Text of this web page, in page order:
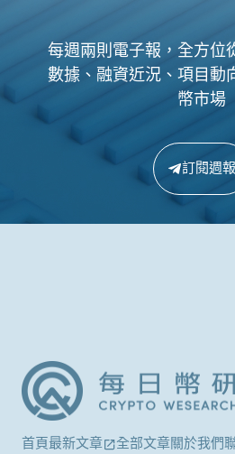
每週兩則電子報，全方位
數據、融資近況、項目動
幣市場
訂閱週報
首頁最新文章 全部文章關於我們